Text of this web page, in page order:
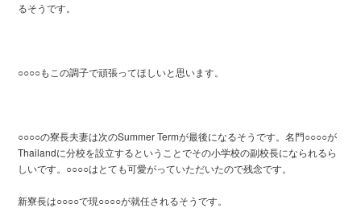
るそうです。
○○○○もこの調子で頑張ってほしいと思います。
○○○○の寮長夫妻は次のSummer Termが最後になるそうです。名門○○○○が
Thailandに分校を設立するということでその小学校の副校長になられるら
しいです。○○○○はとても可愛がっていただいたので残念です。
新寮長は○○○○で現○○○○が就任されるそうです。